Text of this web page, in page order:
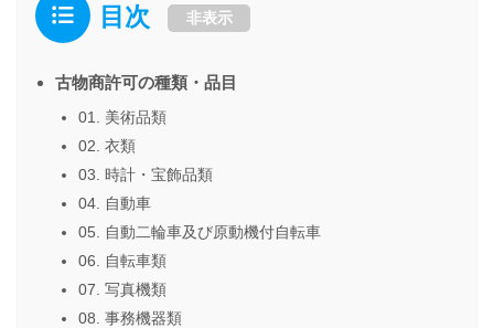
目次 非表示
古物商許可の種類・品目
01. 美術品類
02. 衣類
03. 時計・宝飾品類
04. 自動車
05. 自動二輪車及び原動機付自転車
06. 自転車類
07. 写真機類
08. 事務機器類